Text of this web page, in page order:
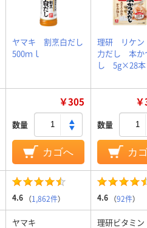
ヤマキ 割烹白だし
500ｍｌ
理研 リケ
力だし 本か
し 5g×28
￥305
数量
カゴへ
数量
カ
4.6 （1,862件） 4.6 （92件）
ヤマキ 理研ビタミン